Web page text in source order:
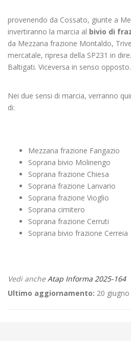
provenendo da Cossato, giunte a
invertiranno la marcia al bivio di
da Mezzana frazione Montaldo,
mercatale, ripresa della SP231 in
Baltigati. Viceversa in senso opposto.
Nei due sensi di marcia, verranno
di:
Mezzana frazione Fangazio
Soprana bivio Molinengo
Soprana frazione Chiesa
Soprana frazione Lanvario
Soprana frazione Vioglio
Soprana cimitero
Soprana frazione Cerruti
Soprana bivio frazione Cerreia
Vedi ancheAtap Informa 2025-164
Ultimo aggiornamento: 20